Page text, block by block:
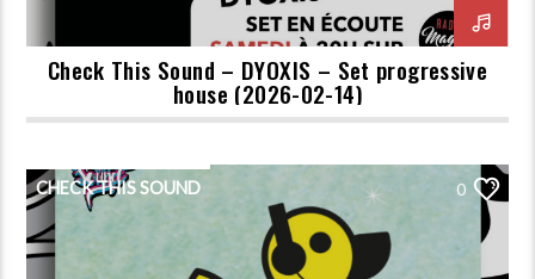
Check This Sound – DYOXIS – Set progressive
house (2026-02-14)
CHECK THIS SOUND 0